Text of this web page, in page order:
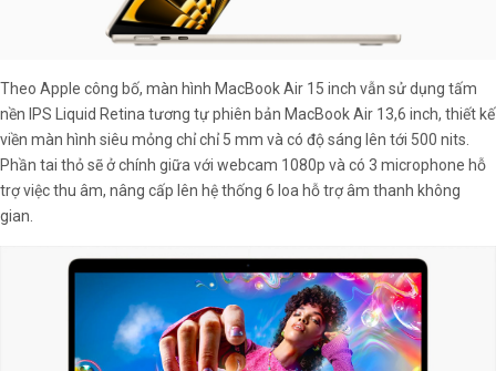
Theo Apple công bố, màn hình MacBook Air 15 inch vẫn sử dụng tấm
nền IPS Liquid Retina tương tự phiên bản MacBook Air 13,6 inch, thiết kế
viền màn hình siêu mỏng chỉ chỉ 5 mm và có độ sáng lên tới 500 nits.
Phần tai thỏ sẽ ở chính giữa với webcam 1080p và có 3 microphone hỗ
trợ việc thu âm, nâng cấp lên hệ thống 6 loa hỗ trợ âm thanh không
gian.